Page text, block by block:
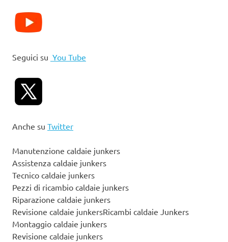
Seguici su You Tube
Anche su Twitter
Manutenzione caldaie junkers
Assistenza caldaie junkers
Tecnico caldaie junkers
Pezzi di ricambio caldaie junkers
Riparazione caldaie junkers
Revisione caldaie junkersRicambi caldaie Junkers
Montaggio caldaie junkers
Revisione caldaie junkers